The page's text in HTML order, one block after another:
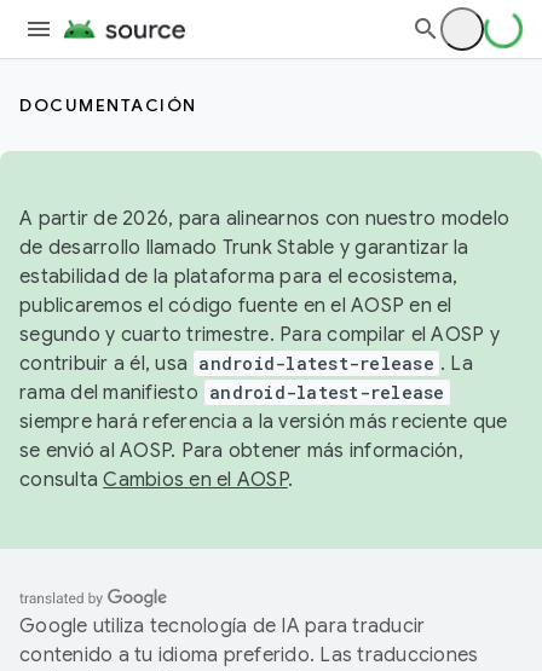
DOCUMENTACIÓN
A partir de 2026, para alinearnos con nuestro modelo
de desarrollo llamado Trunk Stable y garantizar la
estabilidad de la plataforma para el ecosistema,
publicaremos el código fuente en el AOSP en el
segundo y cuarto trimestre. Para compilar el AOSP y
contribuir a él, usa android-latest-release . La
rama del manifiesto android-latest-release
siempre hará referencia a la versión más reciente que
se envió al AOSP. Para obtener más información,
consultaCambios en el AOSP.
Google utiliza tecnología de IA para traducir
contenido a tu idioma preferido. Las traducciones